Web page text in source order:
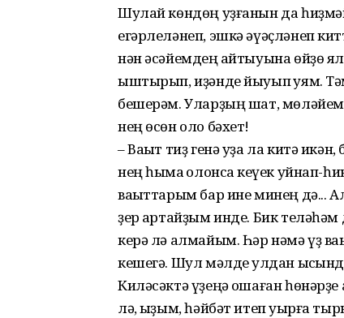
Шулай көндөң уҙғанын да
егәрлеләнеп, эшкә әүәҫләнеп
нән әсәйемдең ҡайтыуына өйҙө
ыштырып, иҙәнде йыуып ҡуям.
бешерәм. Уларҙың шат, мөләйем
нең өсөн оло бәхет!
– Ваҡыт тиҙ генә уҙа ла китә
нең һымаҡ ҡолонсаҡ кеүек уйнап-
ваҡыттарым бар ине минең дә...
ҙер ҡартайҙым инде. Бик теләһәм
керә лә алмайым. Һәр нәмә үҙ
кешегә. Шул мәлде ҡулдан
Киләсәктә үҙеңә оҡшаған
лә, ҡыҙым, һәйбәт итеп уҡырға